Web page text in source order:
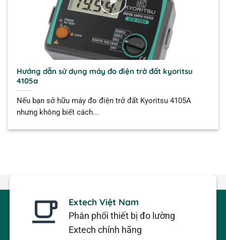
Hướng dẫn sử dụng máy đo điện trở đất kyoritsu
4105a
Nếu bạn sở hữu máy đo điện trở đất Kyoritsu 4105A
nhưng không biết cách...
Extech Việt Nam
Phân phối thiết bị đo lường
Extech chính hãng